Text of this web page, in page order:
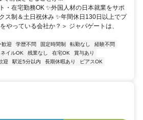
・在宅勤務OK ✨外国人材の日本就業をサポ
ス制＆土日祝休み ✨年間休日130日以上でプ
やっている会社か？＞ ジャパゲートは、
歓迎 学歴不問 固定時間制 転勤なし
経験不問
ネイルOK 残業なし 在宅OK
賞与あり
迎 駅近5分以内 長期休暇あり
ピアスOK